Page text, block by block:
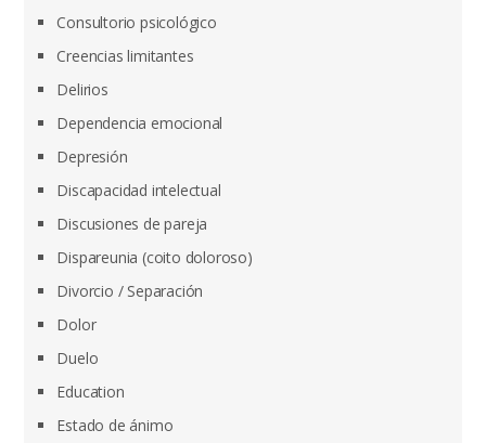
Consultorio psicológico
Creencias limitantes
Delirios
Dependencia emocional
Depresión
Discapacidad intelectual
Discusiones de pareja
Dispareunia (coito doloroso)
Divorcio / Separación
Dolor
Duelo
Education
Estado de ánimo